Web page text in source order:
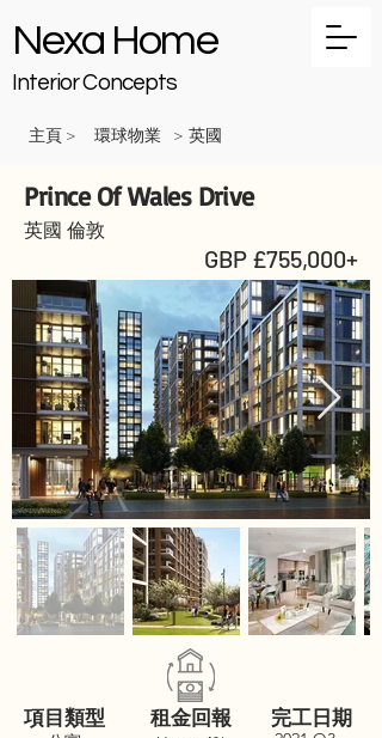
Nexa Home
Interior Concepts
主頁 > 環球物業 > 英國
Prince Of Wales Drive
英國 倫敦
GBP £755,000+
項目類型 租金回報 完工日期